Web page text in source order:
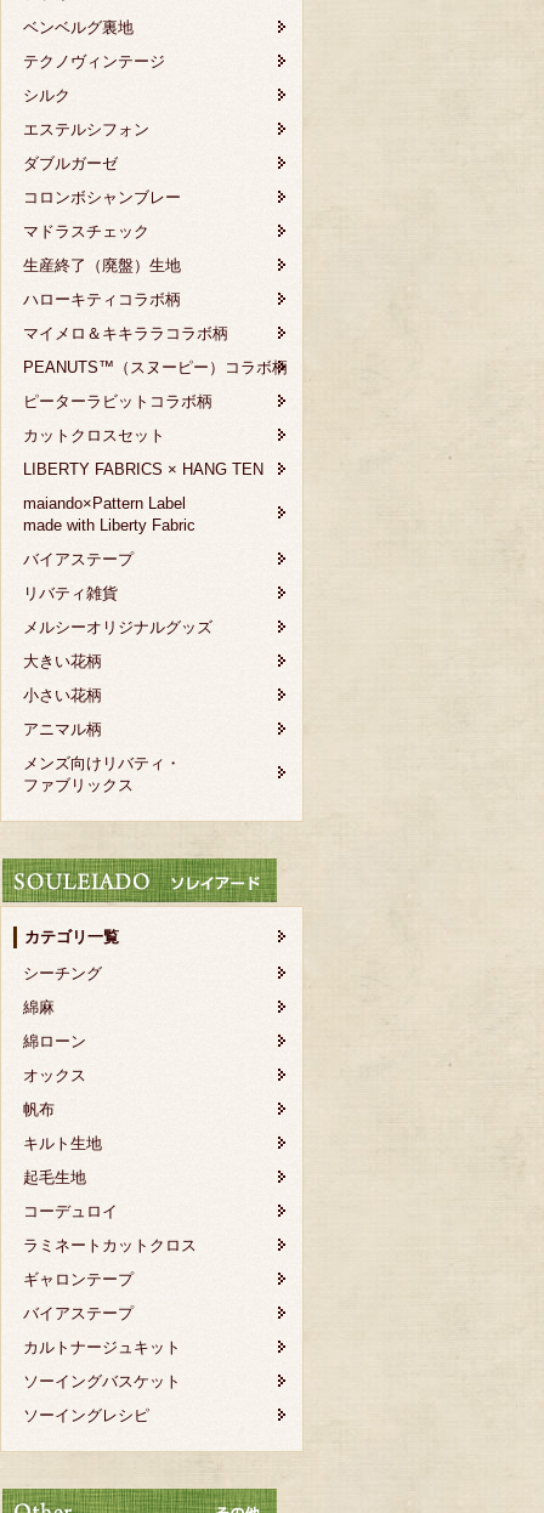
ベンベルグ裏地
テクノヴィンテージ
シルク
エステルシフォン
ダブルガーゼ
コロンボシャンブレー
マドラスチェック
生産終了（廃盤）生地
ハローキティコラボ柄
マイメロ＆キキララコラボ柄
PEANUTS™（スヌーピー）コラボ柄
ピーターラビットコラボ柄
カットクロスセット
LIBERTY FABRICS × HANG TEN
maiando×Pattern Label
made with Liberty Fabric
バイアステープ
リバティ雑貨
メルシーオリジナルグッズ
大きい花柄
小さい花柄
アニマル柄
メンズ向けリバティ・
ファブリックス
カテゴリ一覧
シーチング
綿麻
綿ローン
オックス
帆布
キルト生地
起毛生地
コーデュロイ
ラミネートカットクロス
ギャロンテープ
バイアステープ
カルトナージュキット
ソーイングバスケット
ソーイングレシピ